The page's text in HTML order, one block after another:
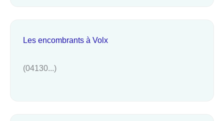
Les encombrants à Volx
(04130...)